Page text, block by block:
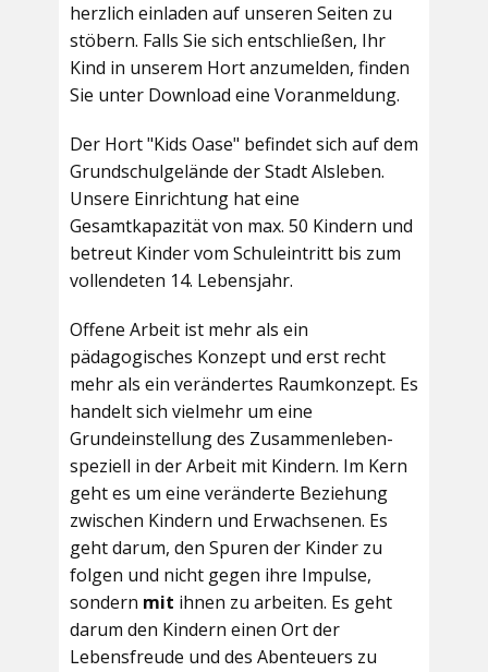
herzlich einladen auf unseren Seiten zu
stöbern. Falls Sie sich entschließen, Ihr
Kind in unserem Hort anzumelden, finden
Sie unter Download eine Voranmeldung.
Der Hort "Kids Oase" befindet sich auf dem
Grundschulgelände der Stadt Alsleben.
Unsere Einrichtung hat eine
Gesamtkapazität von max. 50 Kindern und
betreut Kinder vom Schuleintritt bis zum
vollendeten 14. Lebensjahr.
Offene Arbeit ist mehr als ein
pädagogisches Konzept und erst recht
mehr als ein verändertes Raumkonzept. Es
handelt sich vielmehr um eine
Grundeinstellung des Zusammenleben-
speziell in der Arbeit mit Kindern. Im Kern
geht es um eine veränderte Beziehung
zwischen Kindern und Erwachsenen. Es
geht darum, den Spuren der Kinder zu
folgen und nicht gegen ihre Impulse,
sondern mit ihnen zu arbeiten. Es geht
darum den Kindern einen Ort der
Lebensfreude und des Abenteuers zu